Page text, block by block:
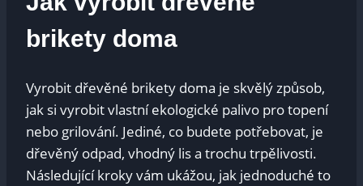
brikety doma
Vyrobit dřevěné brikety doma je skvělý způsob,
jak si vyrobit vlastní ekologické palivo pro topení
nebo grilování. Jediné, co budete potřebovat, je
dřevěný odpad, vhodný lis a trochu trpělivosti.
Následující kroky vám ukážou, jak jednoduché to